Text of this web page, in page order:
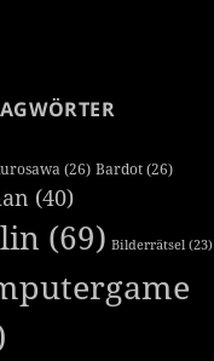
(26) Bardot(26)
(40)
(69) Bilderrätsel (23)